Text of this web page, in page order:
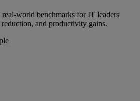
world benchmarks for IT leaders
and productivity gains.